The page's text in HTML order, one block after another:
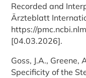
Recorded and
Ärzteblatt
https://
[04.03.2026].
Goss, J.A.,
Specificity of the